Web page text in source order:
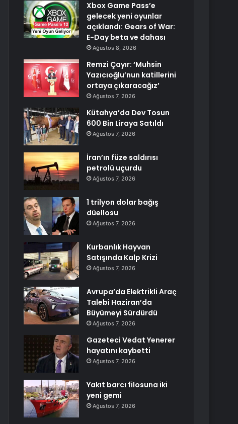
Xbox Game Pass’e
gelecek yeni oyunlar
açıklandı: Gears of War:
E-Day beta ve dahası
Ağustos 8, 2026
Remzi Çayır: ‘Muhsin
Yazıcıoğlu’nun katillerini
ortaya çıkaracağız’
Ağustos 7, 2026
Kütahya’da Dev Tosun
600 Bin Liraya Satıldı
Ağustos 7, 2026
İran’ın füze saldırısı
petrolü uçurdu
Ağustos 7, 2026
1 trilyon dolar bağış
düellosu
Ağustos 7, 2026
Kurbanlık Hayvan
Satışında Kalp Krizi
Ağustos 7, 2026
Avrupa’da Elektrikli Araç
Talebi Haziran’da
Büyümeyi Sürdürdü
Ağustos 7, 2026
Gazeteci Vedat Yenerer
hayatını kaybetti
Ağustos 7, 2026
Yakıt barcı filosuna iki
yeni gemi
Ağustos 7, 2026